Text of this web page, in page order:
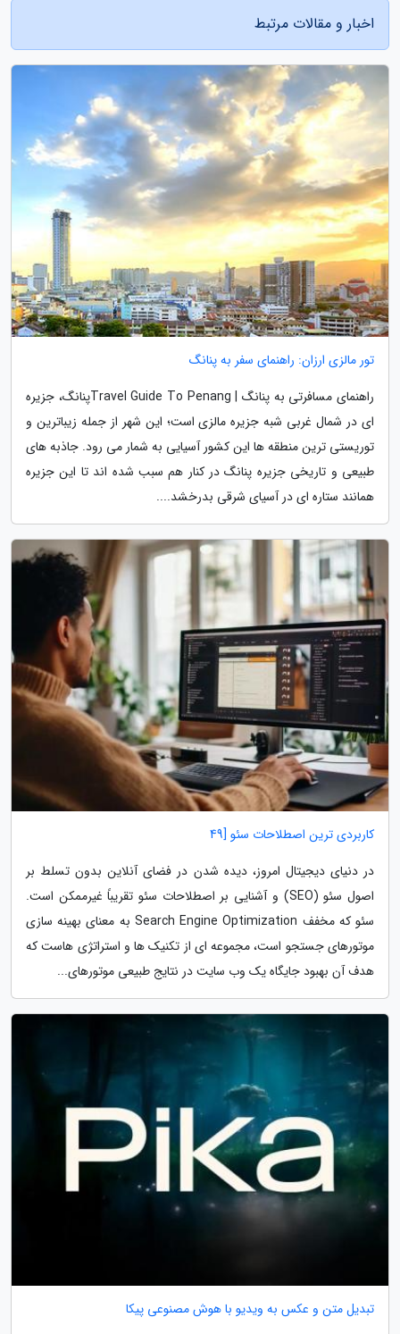
اخبار و مقالات مرتبط
تور مالزی ارزان: راهنمای سفر به پنانگ
راهنمای مسافرتی به پنانگ | Travel Guide To Penangپنانگ، جزیره
ای در شمال غربی شبه جزیره مالزی است؛ این شهر از جمله زیباترین و
توریستی ترین منطقه ها این کشور آسیایی به شمار می رود. جاذبه های
طبیعی و تاریخی جزیره پنانگ در کنار هم سبب شده اند تا این جزیره
همانند ستاره ای در آسیای شرقی بدرخشد....
کاربردی ترین اصطلاحات سئو [49
در دنیای دیجیتال امروز، دیده شدن در فضای آنلاین بدون تسلط بر
اصول سئو (SEO) و آشنایی بر اصطلاحات سئو تقریباً غیرممکن است.
سئو که مخفف Search Engine Optimization به معنای بهینه سازی
موتورهای جستجو است، مجموعه ای از تکنیک ها و استراتژی هاست که
هدف آن بهبود جایگاه یک وب سایت در نتایج طبیعی موتورهای...
تبدیل متن و عکس به ویدیو با هوش مصنوعی پیکا